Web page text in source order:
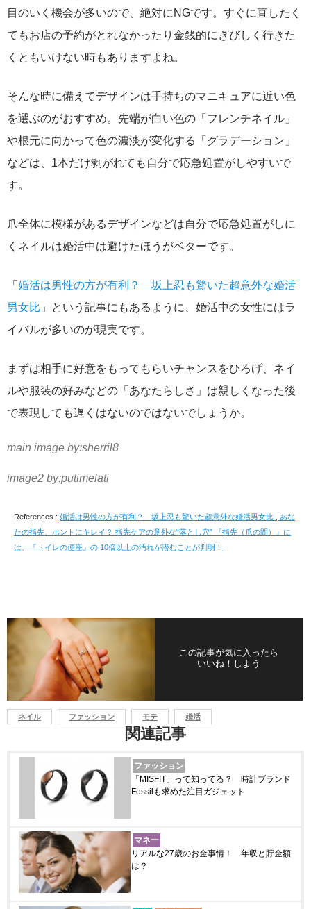
目のいく機会が多いので、絶対にNGです。すぐに直したく
てもお店の予約がとれなかったり金銭的にきびしく行きた
くともいけない時もありますよね。
そんな時に備えてデザインは手持ちのマニキュアに近い色
を選ぶのがおすすめ。先端が白い色の「フレンチネイル」
や根元に向かって色の濃淡が変化する「グラデーション」
などは、1本だけ剥がれても自分で応急処置がしやすいで
す。
爪全体に模様があるデザインなどは自分で応急処置がしに
くネイルは婚活中は避けたほうがベターです。
「 婚活は男性の方が有利？ 坂上忍も驚いた超意外な婚活
男女比 」という記事にもあるように、婚活中の女性にはラ
イバルが多いのが現実です。
まずは相手に好意をもってもらいチャンスをひろげ、ネイ
ルや服装の好みなどの「あなたらしさ」は親しくなった後
で表現しても遅くはないのではないでしょうか。
main image by:sherril8
image2 by:putimelati
References : 婚活は男性の方が有利？ 坂上忍も驚いた超意外な婚活男女比
あな
たの指先、ホントにキレイ？ 指先ケアの意外な“落とし穴” 『指先（爪の間）』に
は、『トイレの便座』の 10倍以上の汚れが潜むことが判明！
この記事が気に入ったら
いいね！しよう
ネイル ファッション モテ 婚活
関連記事
ファッション
「MISFIT」って知ってる？ 時計ブランド
Fossilも求めた注目ガジェット
マネー
リアルな27歳のお金事情！ 年収と貯金額
は？